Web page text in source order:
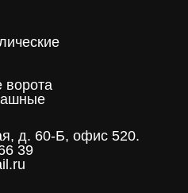
ворота
д. 60-Б, офис 520.
39